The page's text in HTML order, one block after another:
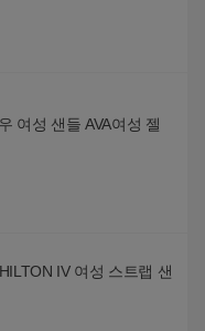
여성 샌들 AVA여성 젤
IV 여성 스트랩 샌